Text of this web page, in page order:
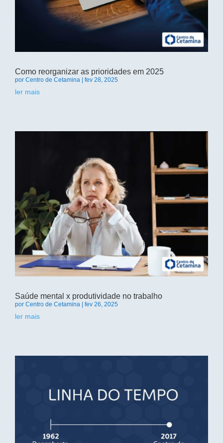
Como reorganizar as prioridades em 2025
por Centro de Cetamina fev 28, 2025
ler mais
Saúde mental x produtividade no trabalho
por Centro de Cetamina fev 26, 2025
ler mais